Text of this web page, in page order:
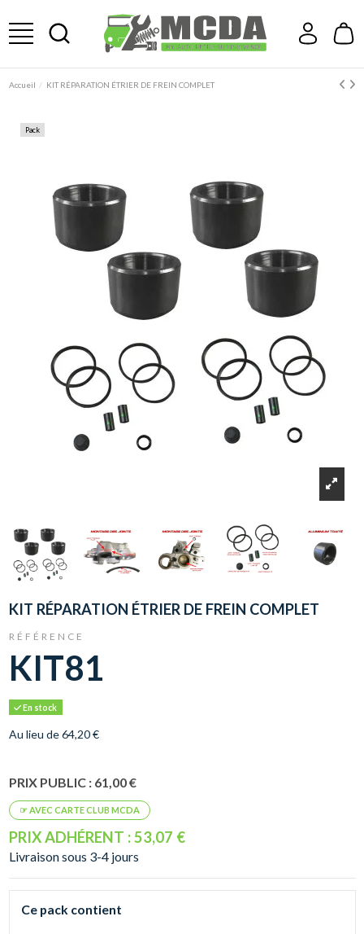
Accueil KIT RÉPARATION ÉTRIER DE FREIN COMPLET
Pack
KIT RÉPARATION ÉTRIER DE FREIN COMPLET
RÉFÉRENCE
KIT81
En stock
Au lieu de 64,20 €
PRIX PUBLIC : 61,00 €
PRIX ADHÉRENT : 53,07 €
Livraison sous 3-4 jours
Ce pack contient